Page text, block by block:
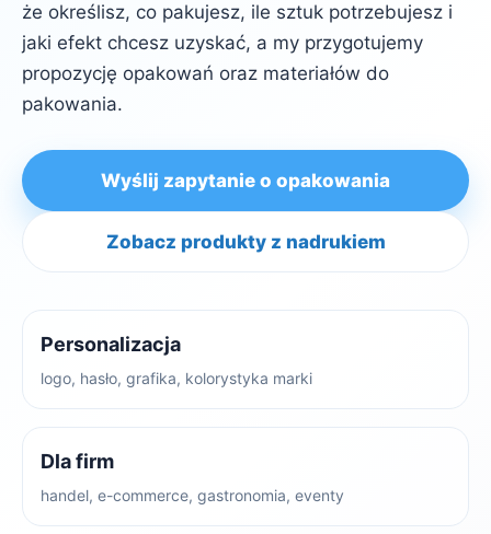
że określisz, co pakujesz, ile sztuk potrzebujesz i
jaki efekt chcesz uzyskać, a my przygotujemy
propozycję opakowań oraz materiałów do
pakowania.
Wyślij zapytanie o opakowania
Zobacz produkty z nadrukiem
Personalizacja
logo, hasło, grafika, kolorystyka marki
Dla firm
handel, e-commerce, gastronomia, eventy